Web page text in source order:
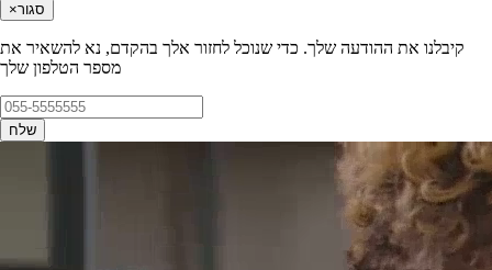
×סגור
קיבלנו את ההודעה שלך. כדי שנוכל לחזור אלך בהקדם, נא להשאיר את
מספר הטלפון שלך
שלח